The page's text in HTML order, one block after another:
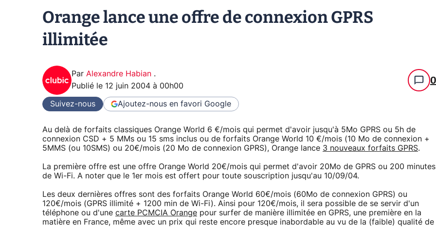
Orange lance une offre de connexion GPRS
illimitée
Par Alexandre Habian .
Publié le 12 juin 2004 à 00h00 0
Suivez-nous Ajoutez-nous en favori Google
Au delà de forfaits classiques Orange World 6 €/mois qui permet d'avoir jusqu'à 5Mo GPRS ou 5h de
connexion CSD + 5 MMs ou 15 sms inclus ou de forfaits Orange World 10 €/mois (10 Mo de connexion +
5MMS (ou 10SMS) ou 20€/mois (20 Mo de connexion GPRS), Orange lance 3 nouveaux forfaits GPRS.
La première offre est une offre Orange World 20€/mois qui permet d'avoir 20Mo de GPRS ou 200 minutes
de Wi-Fi. A noter que le 1er mois est offert pour toute souscription jusqu'au 10/09/04.
Les deux dernières offres sont des forfaits Orange World 60€/mois (60Mo de connexion GPRS) ou
120€/mois (GPRS illimité + 1200 min de Wi-Fi). Ainsi pour 120€/mois, il sera possible de se servir d'un
téléphone ou d'une carte PCMCIA Orange pour surfer de manière illimitée en GPRS, une première en la
matière en France, même avec un prix qui reste encore presque inabordable au vu de la (faible) qualité de